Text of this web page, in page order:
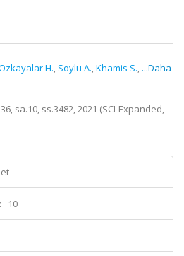
H., Soylu A.,Khamis S., ...Daha
sa.10, ss.3482, 2021 (SCI-Expanded,
10